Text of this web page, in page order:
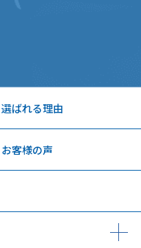
選ばれる理由
お客様の声